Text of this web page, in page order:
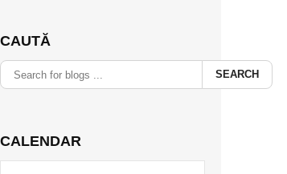
CAUTĂ
SEARCH
CALENDAR